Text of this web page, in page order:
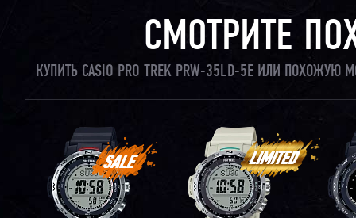
СМОТРИТЕ
КУПИТЬ CASIO PRO TREK PRW-35LD-5E ИЛИ